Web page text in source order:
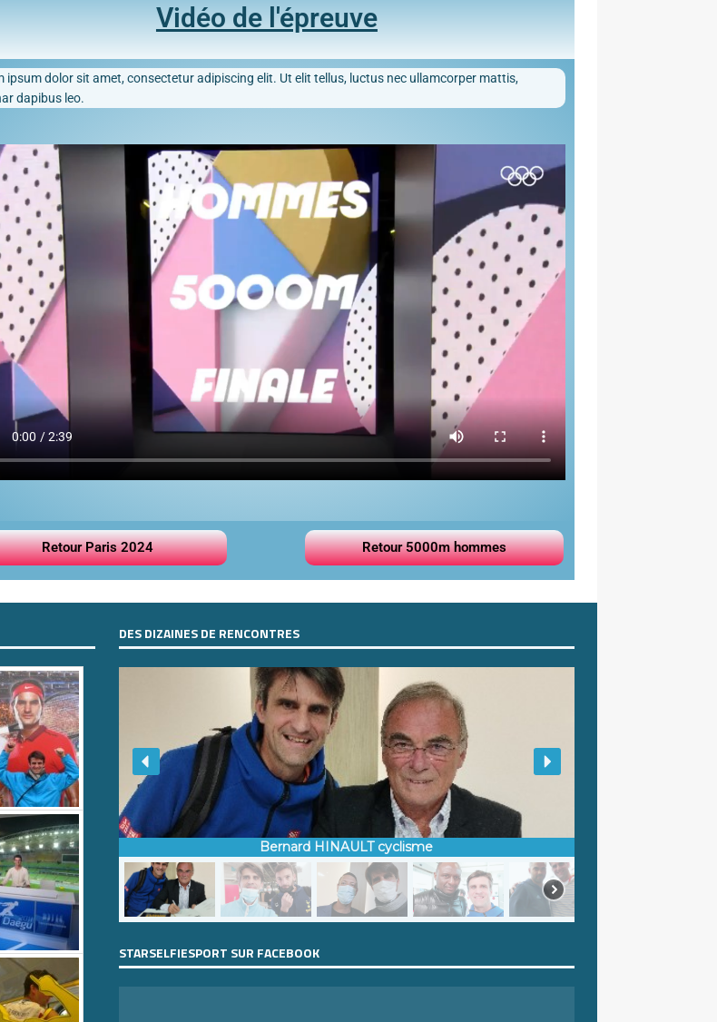
Vidéo de l'épreuve
ipsum dolor sit amet, consectetur adipiscing elit. Ut elit tellus, luctus nec ullamcorper mattis,
dapibus leo.
Retour Paris 2024 Retour 5000m hommes
DES DIZAINES DE RENCONTRES
Bernard HINAULT cyclisme
STARSELFIESPORT SUR FACEBOOK